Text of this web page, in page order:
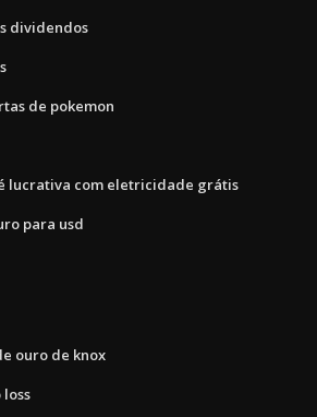
dividendos
de pokemon
lucrativa com eletricidade grátis
para usd
ouro de knox